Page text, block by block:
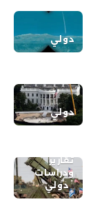
دولي
دولي
تقارير
ودراسات
دولي